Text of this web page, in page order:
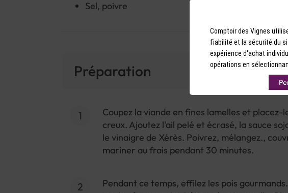
Sel, poivre
Préparation
Coupez la viande en fines lamelles et placez-
creux. Ajoutez l'ail pelé et écrasé, la sauce
le vinaigre de Xérès. Poivrez, mélangez.,
mariner au frais pendant 30 minutes.
Pendant ce temps, effilez les pois
Comptoir des Vignes
fiabilité et la sécurité du
expérience d'achat
opérations en